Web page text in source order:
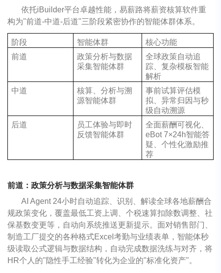
依托iBuilder平台卓越性能，易薪路将薪资核算软件重
构为"前道-中道-后道"三阶段紧密协作的智能体群体系。
阶段 智能体群
核心功能
前道
政策分析与数据
采集智能体群
全球政策自动追
踪、复杂模板智能
解析
中道
核算、分析与溯
源智能体群
事前试算评估模
拟、异常归因与秒
级自动溯源
后道
员工体验与即时
反馈智能体群
全面薪酬可视化、
eBot 7×24h智能答
疑、个性化激励推
荐
前道：政策分析与数据采集智能体群
AI Agent 24小时自动追踪、识别、解读全球各地薪酬合
规政策变化，覆盖最低工资上调、个税速算扣除数调整、社
保基数变更等，自动向系统推送更新提示。面对销售部门、
制造工厂提交的各种格式Excel考勤与业绩表单，智能体秒
级读取公式逻辑与数据结构，自动完成数据洗练与对齐，将
HR个人的"隐性手工经验"转化为企业的"标准化资产"。